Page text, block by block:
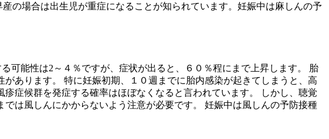
の場合は出生児が重症になることが知られています。妊娠中は麻しんの予
可能性は2～４％ですが、症状が出ると、６０％程にまで上昇します。 胎
あります。 特に妊娠初期、１０週までに胎内感染が起きてしまうと、高
症候群を発症する確率はほぼなくなると言われています。 しかし、聴覚
は風しんにかからないよう注意が必要です。 妊娠中は風しんの予防接種